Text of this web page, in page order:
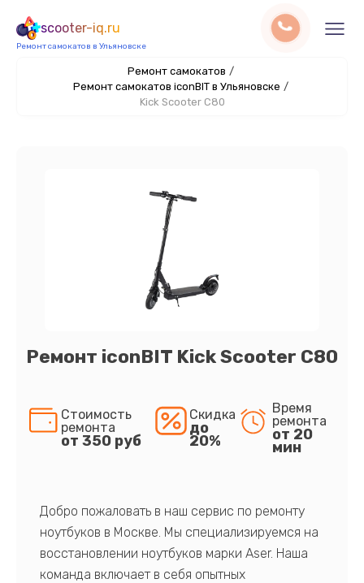
scooter-iq.ru
Ремонт самокатов в Ульяновске
Ремонт самокатов /
Ремонт самокатов iconBIT в Ульяновске /
Kick Scooter C80
Ремонт iconBIT Kick Scooter C80
Стоимость
ремонта
от 350 руб
Скидка
до
20%
Время
ремонта
от 20
мин
Добро пожаловать в наш сервис по ремонту
ноутбуков в Москве. Мы специализируемся на
восстановлении ноутбуков марки Aser. Наша
команда включает в себя опытных